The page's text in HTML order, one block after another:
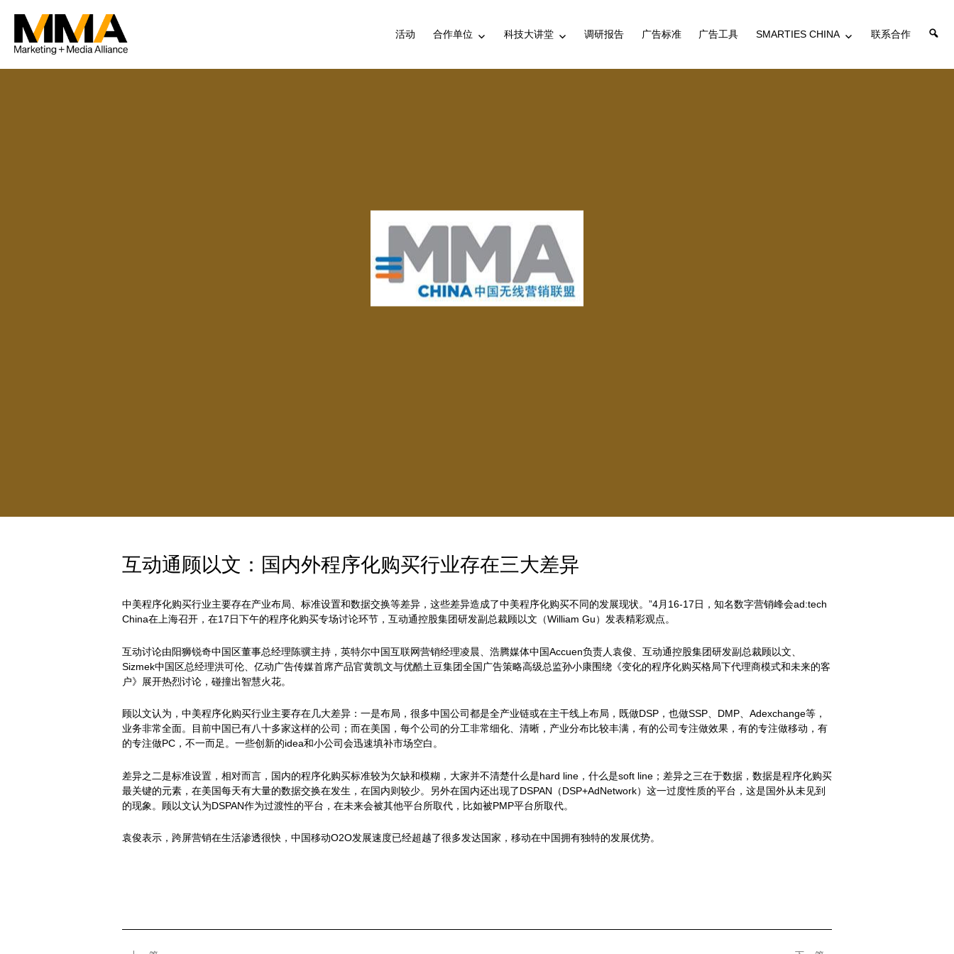
活动 合作单位 科技大讲堂 调研报告 广告标准 广告工具 SMARTIES CHINA 联系合作
互动通顾以文：国内外程序化购买行业存在三大差异
中美程序化购买行业主要存在产业布局、标准设置和数据交换等差异，这些差异造成了中美程序化购买不同的发展现状。”4月16-17日，知名数字营销峰会ad:tech
China在上海召开，在17日下午的程序化购买专场讨论环节，互动通控股集团研发副总裁顾以文（William Gu）发表精彩观点。
互动讨论由阳狮锐奇中国区董事总经理陈骥主持，英特尔中国互联网营销经理凌晨、浩腾媒体中国Accuen负责人袁俊、互动通控股集团研发副总裁顾以文、
Sizmek中国区总经理洪可伦、亿动广告传媒首席产品官黄凯文与优酷土豆集团全国广告策略高级总监孙小康围绕《变化的程序化购买格局下代理商模式和未来的客
户》展开热烈讨论，碰撞出智慧火花。
顾以文认为，中美程序化购买行业主要存在几大差异：一是布局，很多中国公司都是全产业链或在主干线上布局，既做DSP，也做SSP、DMP、Adexchange等，
业务非常全面。目前中国已有八十多家这样的公司；而在美国，每个公司的分工非常细化、清晰，产业分布比较丰满，有的公司专注做效果，有的专注做移动，有
的专注做PC，不一而足。一些创新的idea和小公司会迅速填补市场空白。
差异之二是标准设置，相对而言，国内的程序化购买标准较为欠缺和模糊，大家并不清楚什么是hard line，什么是soft line；差异之三在于数据，数据是程序化购买
最关键的元素，在美国每天有大量的数据交换在发生，在国内则较少。另外在国内还出现了DSPAN（DSP+AdNetwork）这一过度性质的平台，这是国外从未见到
的现象。顾以文认为DSPAN作为过渡性的平台，在未来会被其他平台所取代，比如被PMP平台所取代。
袁俊表示，跨屏营销在生活渗透很快，中国移动O2O发展速度已经超越了很多发达国家，移动在中国拥有独特的发展优势。